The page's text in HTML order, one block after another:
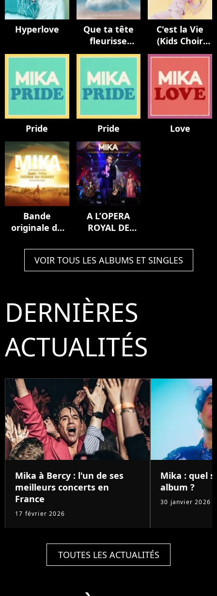
Hyperlove
Que ta tête
fleurisse
toujours
C'est la Vie
(Kids Choir
Version / avec
Populaire)
Pride Pride Love
Bande
originale du
Téhu, frères
du désert
A L’OPERA
ROYAL DE
(Live)
VOIR TOUS LES ALBUMS ET SINGLES
DERNIÈRES
ACTUALITÉS
Mika à Bercy : l'un de ses
meilleurs concerts en
France
17 février 2026
Mika : quel
album ?
30 janvier 2026
TOUTES LES ACTUALITÉS